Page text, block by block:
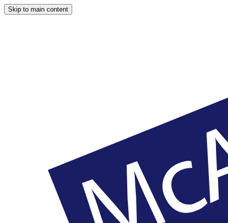
Skip to main content